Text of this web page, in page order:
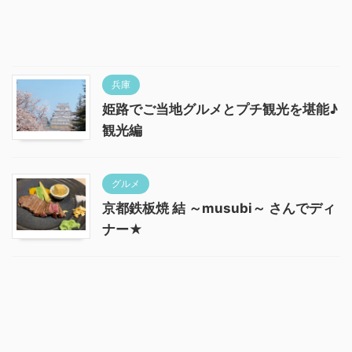
兵庫
姫路でご当地グルメとプチ観光を堪能♪
観光編
グルメ
京都鉄板焼 結 ～musubi～ さんでディ
ナー★